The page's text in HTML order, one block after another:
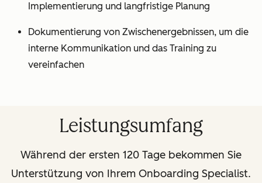
Implementierung und langfristige Planung
Dokumentierung von Zwischenergebnissen, um die
interne Kommunikation und das Training zu
vereinfachen
Leistungsumfang
Während der ersten 120 Tage bekommen Sie
Unterstützung von Ihrem Onboarding Specialist.